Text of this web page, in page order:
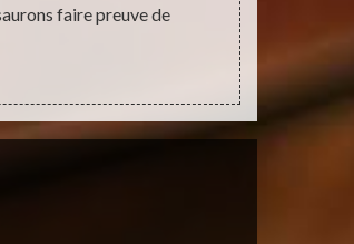
faire preuve de